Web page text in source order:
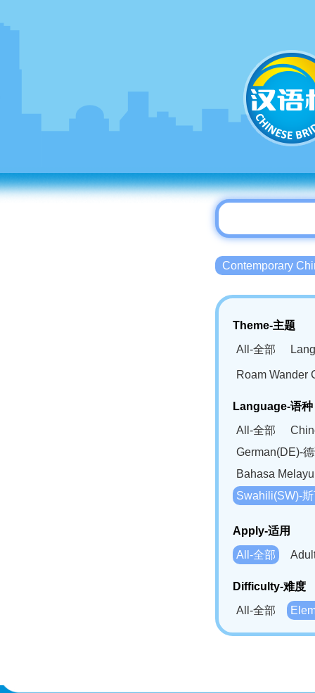
Contemporary
Theme-主题
All-全部
Roam Wander
Language-语种
All-全部
German(DE)-
Bahasa
Swahili(SW)-
Apply-适用
All-全部
Difficulty-难度
All-全部